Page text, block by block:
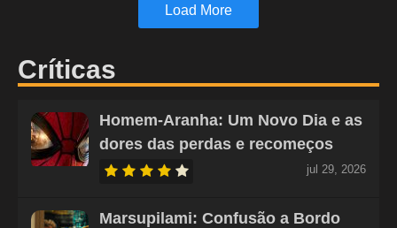
Load More
Críticas
Homem-Aranha: Um Novo Dia e as
dores das perdas e recomeços
jul 29, 2026
Marsupilami: Confusão a Bordo